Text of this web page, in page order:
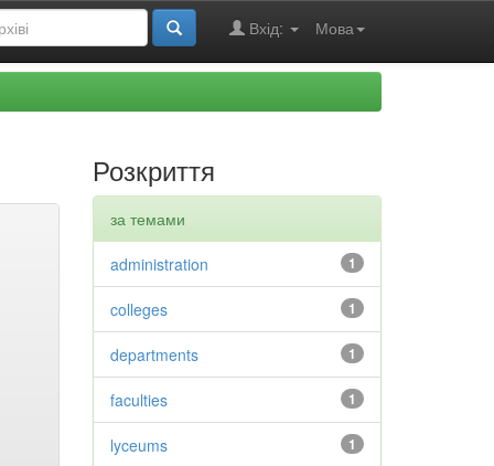
Мова
Вхід:
Розкриття
за темами
1
administration
1
colleges
1
departments
1
faculties
1
lyceums